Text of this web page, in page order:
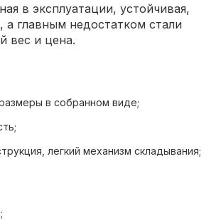
в эксплуатации, устойчивая,
а главным недостатком стали
вес и цена.
в собранном виде;
легкий механизм складывания;